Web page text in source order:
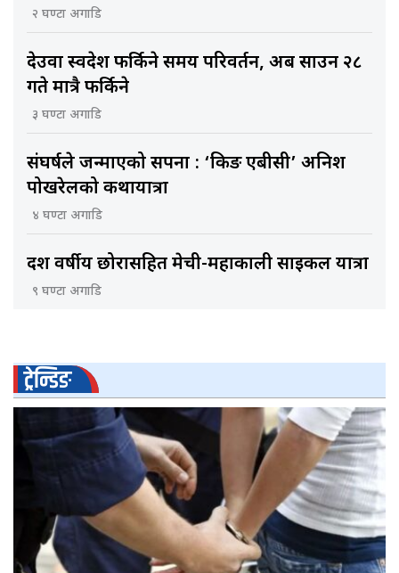
२ घण्टा अगाडि
देउवा स्वदेश फर्किने समय परिवर्तन, अब साउन २८
गते मात्रै फर्किने
३ घण्टा अगाडि
संघर्षले जन्माएको सपना : ‘किङ एबीसी’ अनिश
पोखरेलको कथायात्रा
४ घण्टा अगाडि
दश वर्षीय छोरासहित मेची-महाकाली साइकल यात्रा
९ घण्टा अगाडि
ट्रेन्डिङ